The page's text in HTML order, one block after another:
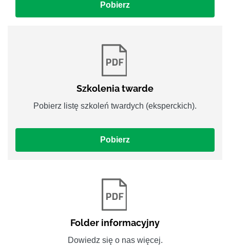
Pobierz
Szkolenia twarde
Pobierz listę szkoleń twardych (eksperckich).
Pobierz
Folder informacyjny
Dowiedz się o nas więcej.